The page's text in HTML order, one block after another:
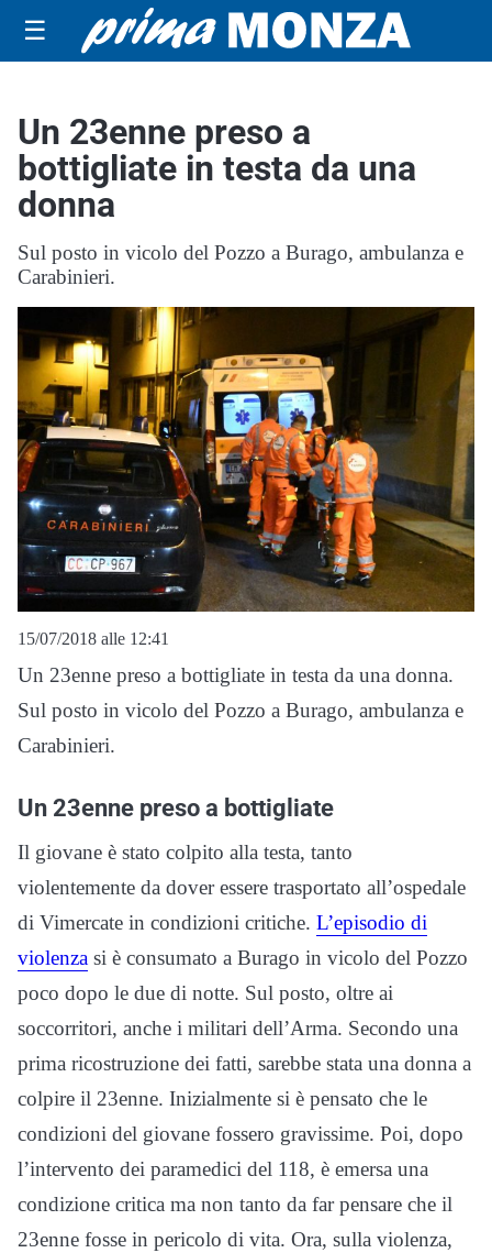
☰
Un 23enne preso a
bottigliate in testa da una
donna
Sul posto in vicolo del Pozzo a Burago, ambulanza e
Carabinieri.
15/07/2018 alle 12:41
Un 23enne preso a bottigliate in testa da una donna.
Sul posto in vicolo del Pozzo a Burago, ambulanza e
Carabinieri.
Un 23enne preso a bottigliate
Il giovane è stato colpito alla testa, tanto
violentemente da dover essere trasportato all’ospedale
di Vimercate in condizioni critiche. L’episodio di
violenza si è consumato a Burago in vicolo del Pozzo
poco dopo le due di notte. Sul posto, oltre ai
soccorritori, anche i militari dell’Arma. Secondo una
prima ricostruzione dei fatti, sarebbe stata una donna a
colpire il 23enne. Inizialmente si è pensato che le
condizioni del giovane fossero gravissime. Poi, dopo
l’intervento dei paramedici del 118, è emersa una
condizione critica ma non tanto da far pensare che il
23enne fosse in pericolo di vita. Ora, sulla violenza,